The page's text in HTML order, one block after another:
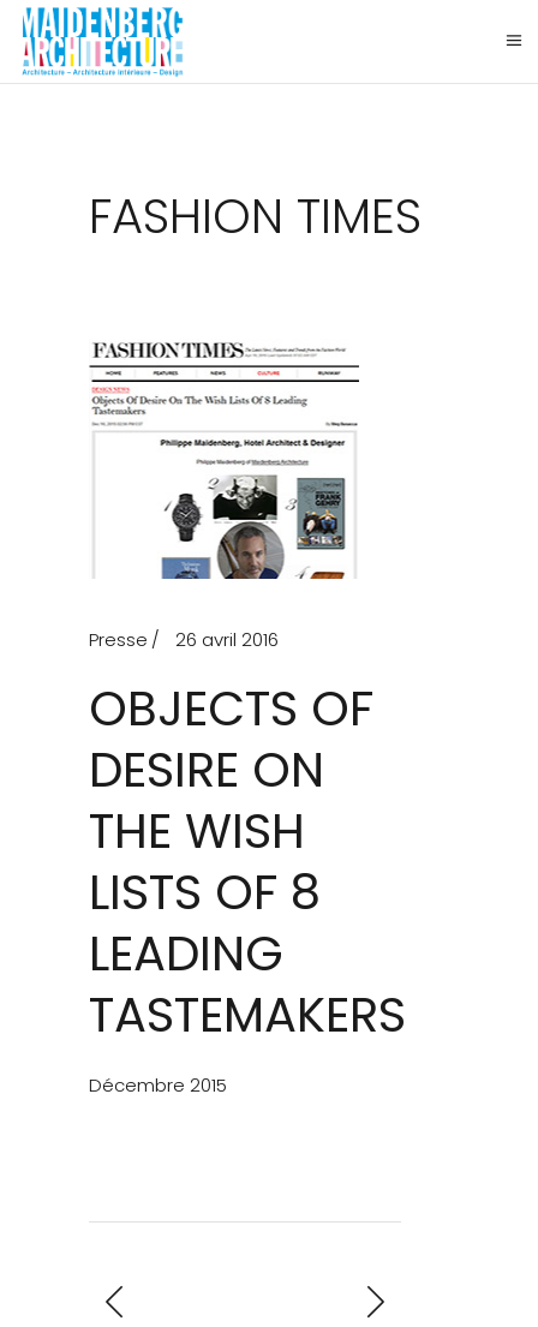
FASHION TIMES
Presse 26 avril 2016
OBJECTS OF
DESIRE ON
THE WISH
LISTS OF 8
LEADING
TASTEMAKERS
Décembre 2015